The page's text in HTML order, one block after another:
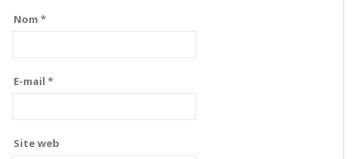
Nom *
E-mail *
Site web